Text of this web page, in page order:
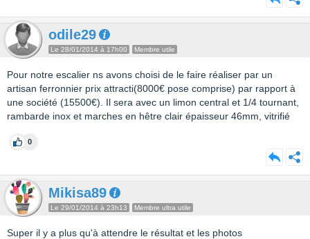
odile29
Le 28/01/2014 à 17h00 Membre utile
Pour notre escalier ns avons choisi de le faire réaliser par un
artisan ferronnier prix attracti(8000€ pose comprise) par rapport à
une société (15500€). Il sera avec un limon central et 1/4 tournant,
rambarde inox et marches en hêtre clair épaisseur 46mm, vitrifié
0
Mikisa89
Le 29/01/2014 à 23h13 Membre ultra utile
Super il y a plus qu'à attendre le résultat et les photos